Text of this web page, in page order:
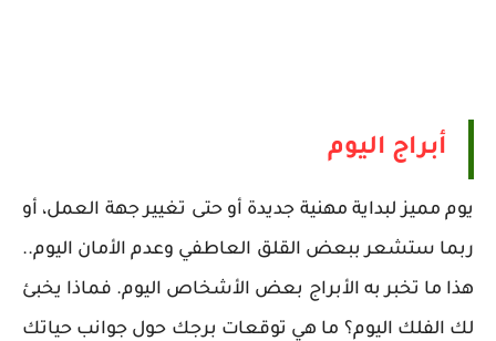
أبراج اليوم
يوم مميز لبداية مهنية جديدة أو حتى تغيير جهة العمل، أو
ربما ستشعر ببعض القلق العاطفي وعدم الأمان اليوم..
هذا ما تخبر به الأبراج بعض الأشخاص اليوم. فماذا يخبئ
لك الفلك اليوم؟ ما هي توقعات برجك حول جوانب حياتك